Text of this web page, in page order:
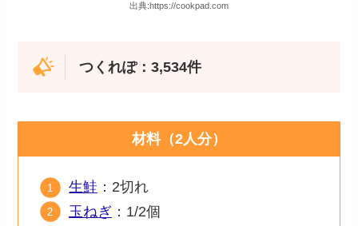
出典:https://cookpad.com
つくれぽ：3,534件
材料（2人分）
生鮭 ：2切れ
玉ねぎ ：1/2個